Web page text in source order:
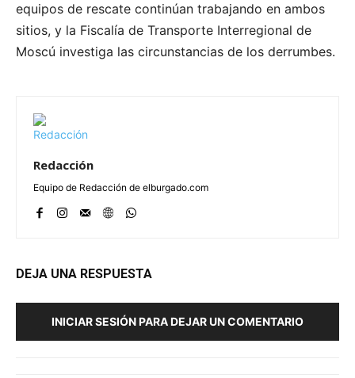
equipos de rescate continúan trabajando en ambos
sitios, y la Fiscalía de Transporte Interregional de
Moscú investiga las circunstancias de los derrumbes.
Redacción
Equipo de Redacción de elburgado.com
DEJA UNA RESPUESTA
INICIAR SESIÓN PARA DEJAR UN COMENTARIO